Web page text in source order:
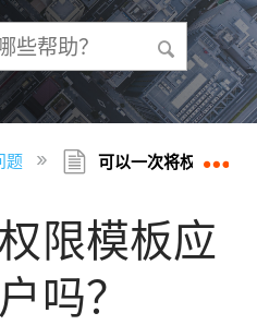
次
题 可以一次将权限模板
限模板应
吗？